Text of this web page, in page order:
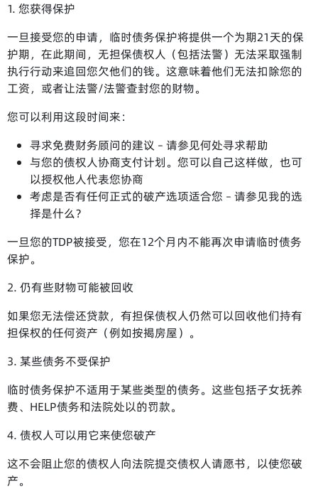
1. 您获得保护
一旦接受您的申请，临时债务保护将提供一个为期21天的保
护期，在此期间，无担保债权人（包括法警）无法采取强制
执行行动来追回您欠他们的钱。这意味着他们无法扣除您的
工资，或者让法警/法警查封您的财物。
您可以利用这段时间来：
寻求免费财务顾问的建议 – 请参见何处寻求帮助
与您的债权人协商支付计划。您可以自己这样做，也可
以授权他人代表您协商
考虑是否有任何正式的破产选项适合您 – 请参见我的选
择是什么？
一旦您的TDP被接受，您在12个月内不能再次申请临时债务
保护。
2. 仍有些财物可能被回收
如果您无法偿还贷款，有担保债权人仍然可以回收他们持有
担保权的任何资产（例如按揭房屋）。
3. 某些债务不受保护
临时债务保护不适用于某些类型的债务。这些包括子女抚养
费、HELP债务和法院处以的罚款。
4. 债权人可以用它来使您破产
这不会阻止您的债权人向法院提交债权人请愿书，以使您破
产。